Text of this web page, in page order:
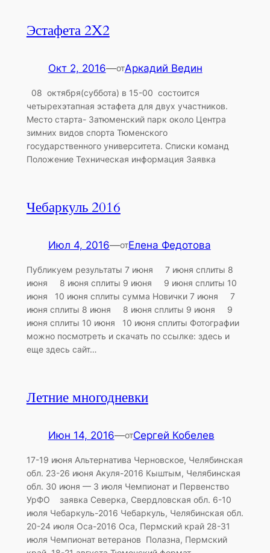
Эстафета 2X2
Окт 2, 2016—отАркадий Ведин
08 октября(суббота) в 15-00 состоится
четырехэтапная эстафета для двух участников.
Место старта- Затюменский парк около Центра
зимних видов спорта Тюменского
государственного университета. Списки команд
Положение Техническая информация Заявка
Чебаркуль 2016
Июл 4, 2016—отЕлена Федотова
Публикуем результаты 7 июня 7 июня сплиты 8
июня 8 июня сплиты 9 июня 9 июня сплиты 10
июня 10 июня сплиты сумма Новички 7 июня 7
июня сплиты 8 июня 8 июня сплиты 9 июня 9
июня сплиты 10 июня 10 июня сплиты Фотографии
можно посмотреть и скачать по ссылке: здесь и
еще здесь сайт…
Летние многодневки
Июн 14, 2016—отСергей Кобелев
17-19 июня Альтернатива Черновское, Челябинская
обл. 23-26 июня Акуля-2016 Кыштым, Челябинская
обл. 30 июня — 3 июля Чемпионат и Первенство
УрФО заявка Северка, Свердловская обл. 6-10
июля Чебаркуль-2016 Чебаркуль, Челябинская обл.
20-24 июля Оса-2016 Оса, Пермский край 28-31
июля Чемпионат ветеранов Полазна, Пермский